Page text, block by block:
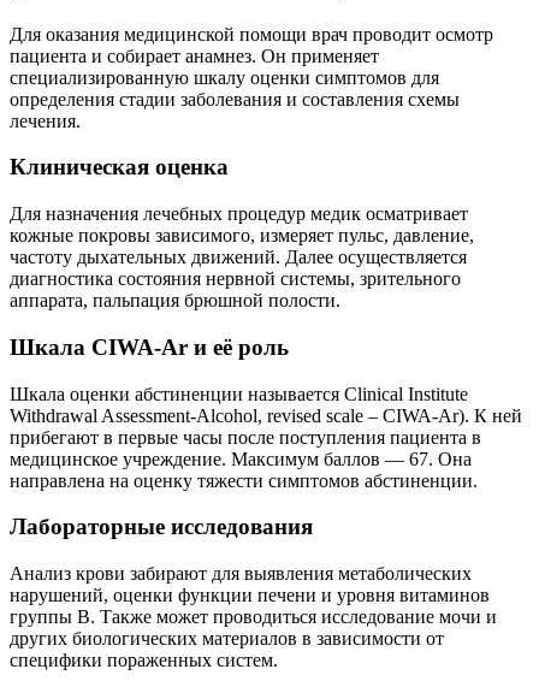
Для оказания медицинской помощи врач проводит осмотр
пациента и собирает анамнез. Он применяет
специализированную шкалу оценки симптомов для
определения стадии заболевания и составления схемы
лечения.
Клиническая оценка
Для назначения лечебных процедур медик осматривает
кожные покровы зависимого, измеряет пульс, давление,
частоту дыхательных движений. Далее осуществляется
диагностика состояния нервной системы, зрительного
аппарата, пальпация брюшной полости.
Шкала CIWA-Ar и её роль
Шкала оценки абстиненции называется Clinical Institute
Withdrawal Assessment-Alcohol, revised scale – CIWA-Ar). К ней
прибегают в первые часы после поступления пациента в
медицинское учреждение. Максимум баллов — 67. Она
направлена на оценку тяжести симптомов абстиненции.
Лабораторные исследования
Анализ крови забирают для выявления метаболических
нарушений, оценки функции печени и уровня витаминов
группы B. Также может проводиться исследование мочи и
других биологических материалов в зависимости от
специфики пораженных систем.